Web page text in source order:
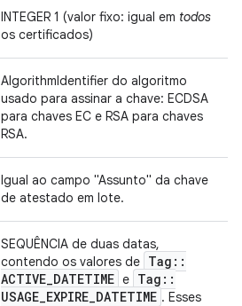
INTEGER 1 (valor fixo: igual em todos
os certificados)
AlgorithmIdentifier do algoritmo
usado para assinar a chave: ECDSA
para chaves EC e RSA para chaves
RSA.
Igual ao campo "Assunto" da chave
de atestado em lote.
SEQUÊNCIA de duas datas,
contendo os valores de Tag ::
ACTIVE_DATETIME e Tag ::
USAGE_EXPIRE_DATETIME . Esses